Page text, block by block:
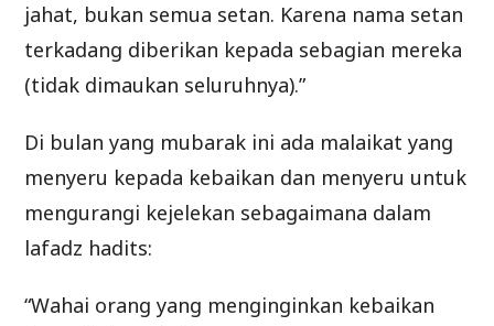
jahat, bukan semua setan. Karena nama setan
terkadang diberikan kepada sebagian mereka
(tidak dimaukan seluruhnya).”
Di bulan yang mubarak ini ada malaikat yang
menyeru kepada kebaikan dan menyeru untuk
mengurangi kejelekan sebagaimana dalam
lafadz hadits:
“Wahai orang yang menginginkan kebaikan